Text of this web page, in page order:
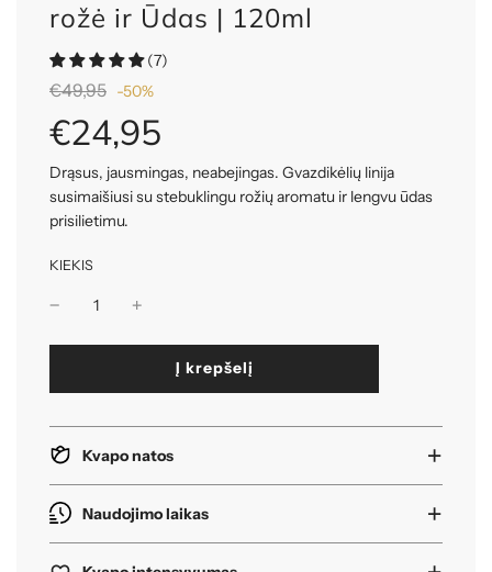
rožė ir Ūdas | 120ml
(7)
Nuolaida
€49,95 -50%Reguliari
€24,95
Drąsus, jausmingas, neabejingas. Gvazdikėlių linija
susimaišiusi su stebuklingu rožių aromatu ir lengvu ūdas
prisilietimu.
KIEKIS
k
u
s
i
Į krepšelį
Kvapo natos
Naudojimo laikas